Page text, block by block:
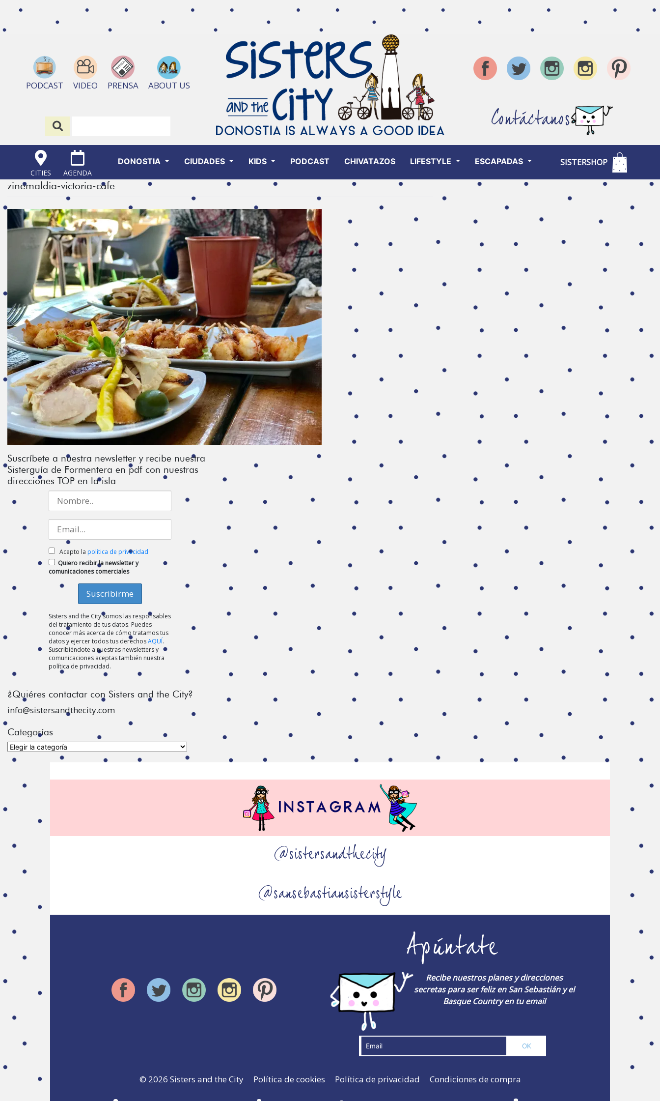
PODCAST VIDEO PRENSA ABOUT US
Contáctanos
CITIES AGENDA
DONOSTIA CIUDADES KIDS PODCAST CHIVATAZOS LIFESTYLE ESCAPADAS SISTERSHOP
zinemaldia-victoria-cafe
Suscríbete a nuestra newsletter y recibe nuestra
Sisterguía de Formentera en pdf con nuestras
direcciones TOP en la isla
Acepto la política de privacidad
Quiero recibir la newsletter y
comunicaciones comerciales
Sisters and the City somos las responsables
del tratamiento de tus datos. Puedes
conocer más acerca de cómo tratamos tus
datos y ejercer todos tus derechosAQUÍ.
Suscribiéndote a nuestras newsletters y
comunicaciones aceptas también nuestra
política de privacidad.
¿Quiéres contactar con Sisters and the City?
info@sistersandthecity.com
Categorías
Categorías
@sistersandthecity
@sansebastiansisterstyle
Apúntate
Recibe nuestros planes y direcciones
secretas para ser feliz en San Sebastián y el
Basque Country en tu email
© 2026 Sisters and the City Política de cookies Política de privacidad Condiciones de compra